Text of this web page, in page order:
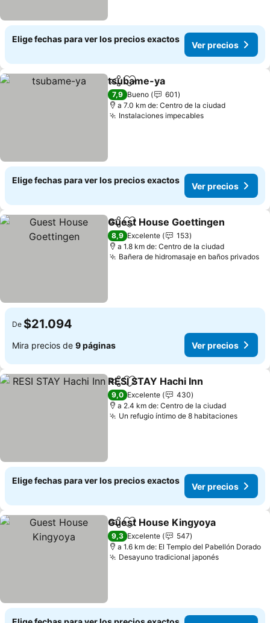
Elige fechas para ver los precios exactos
Ver precios
CompartirAgregar a favoritos
tsubame-ya
7,9 Bueno
601
a 7.0 km de: Centro de la ciudad
Instalaciones impecables
Elige fechas para ver los precios exactos
Ver precios
CompartirAgregar a favoritos
Guest House Goettingen
8,9 Excelente
153
a 1.8 km de: Centro de la ciudad
Bañera de hidromasaje en baños privados
De $21.094
Mira precios de 9 páginas Ver precios
CompartirAgregar a favoritos
RESI STAY Hachi Inn
9,0 Excelente
430
a 2.4 km de: Centro de la ciudad
Un refugio íntimo de 8 habitaciones
Elige fechas para ver los precios exactos
Ver precios
CompartirAgregar a favoritos
Guest House Kingyoya
9,3 Excelente
547
a 1.6 km de: El Templo del Pabellón Dorado
Desayuno tradicional japonés